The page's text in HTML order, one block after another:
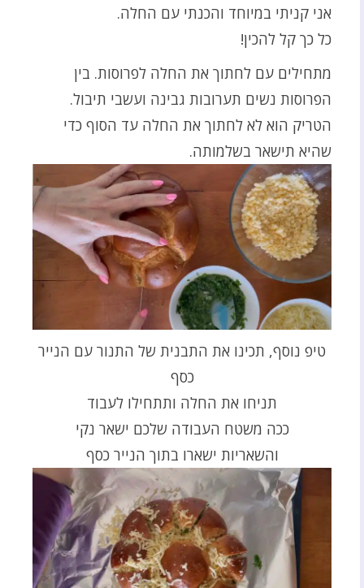
אני קניתי במיוחד והכנתי עם החלה.
כל כך קל להכין!
מתחילים עם לחתוך את החלה לפרוסות. בין
הפרוסות נשים תערובות גבינה ועשבי תיבול.
הטריק הוא לא לחתוך את החלה עד הסוף כדי
שהיא תישאר בשלמותה.
טיפ נוסף, תכינו את התבנית של התנור עם הנייר
כסף
תניחו את החלה ותתחילו לעבוד
ככה משטח העבודה שלכם ישאר נקי
והשאריות ישארו בתוך הנייר כסף